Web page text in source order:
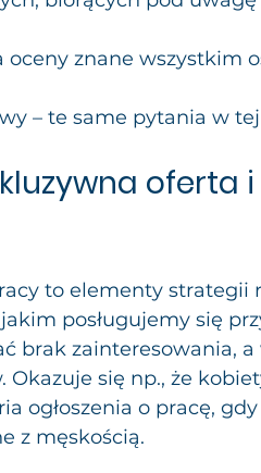
oceny znane wszystkim
– te same pytania w
oferta
to elementy strategii
posługujemy się
brak zainteresowania,
się np., że
ogłoszenia o pracę,
z męskością.